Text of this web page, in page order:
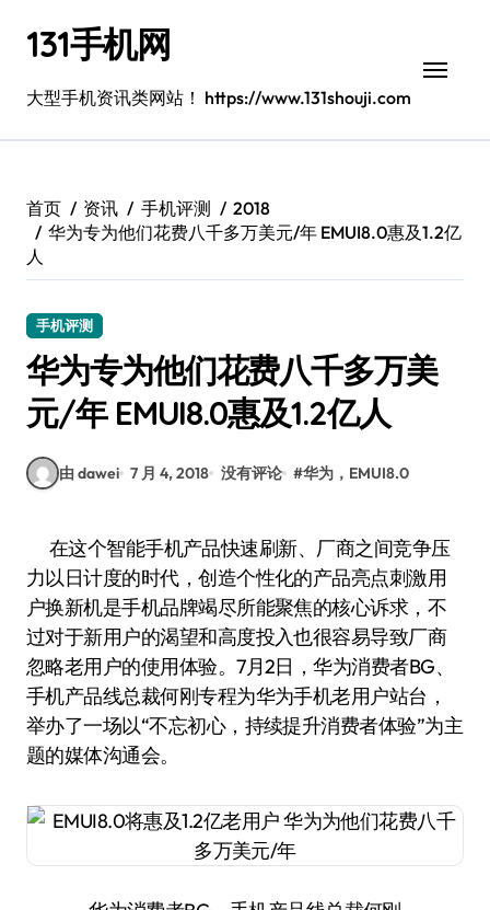
131手机网
大型手机资讯类网站！ https://www.131shouji.com
首页 资讯 手机评测
2018
华为专为他们花费八千多万美元/年 EMUI8.0惠及1.2亿
人
手机评测
华为专为他们花费八千多万美
元/年 EMUI8.0惠及1.2亿人
由 dawei 7 月 4, 2018 没有评论 #华为，EMUI8.0
在这个智能手机产品快速刷新、厂商之间竞争压
力以日计度的时代，创造个性化的产品亮点刺激用
户换新机是手机品牌竭尽所能聚焦的核心诉求，不
过对于新用户的渴望和高度投入也很容易导致厂商
忽略老用户的使用体验。7月2日，华为消费者BG、
手机产品线总裁何刚专程为华为手机老用户站台，
举办了一场以“不忘初心，持续提升消费者体验”为主
题的媒体沟通会。